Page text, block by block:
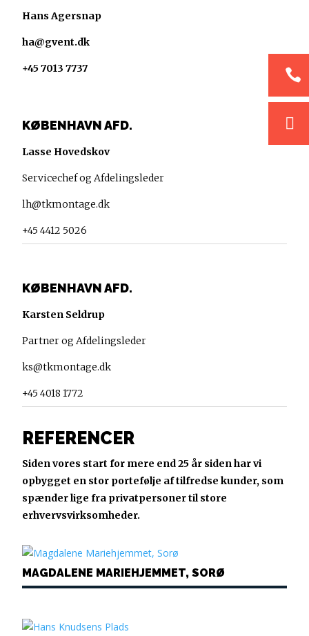
Hans Agersnap
ha@gvent.dk
+45 7013 7737
KØBENHAVN AFD.
Lasse Hovedskov
Servicechef og Afdelingsleder
lh@tkmontage.dk
+45 4412 5026
KØBENHAVN AFD.
Karsten Seldrup
Partner og Afdelingsleder
ks@tkmontage.dk
+45 4018 1772
REFERENCER
Siden vores start for mere end 25 år siden har vi
opbygget en stor portefølje af tilfredse kunder, som
spænder lige fra privatpersoner til store
erhvervsvirksomheder.
MAGDALENE MARIEHJEMMET, SORØ

